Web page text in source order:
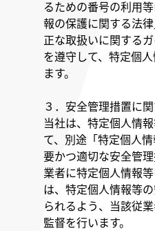
るための番号の利用
報の保護に関する法
正な取扱いに関する
を遵守して、特定個
ます。
３．安全管理措置に
当社は、特定個人情
て、別途「特定個人
要かつ適切な安全管
業者に特定個人情報
は、特定個人情報等
られるよう、当該従
監督を行います。